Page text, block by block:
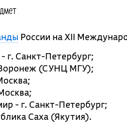
России на XII
г. Санкт-Петербург;
Воронеж (СУНЦ МГУ);
- г. Санкт-Петербург;
Саха (Якутия).